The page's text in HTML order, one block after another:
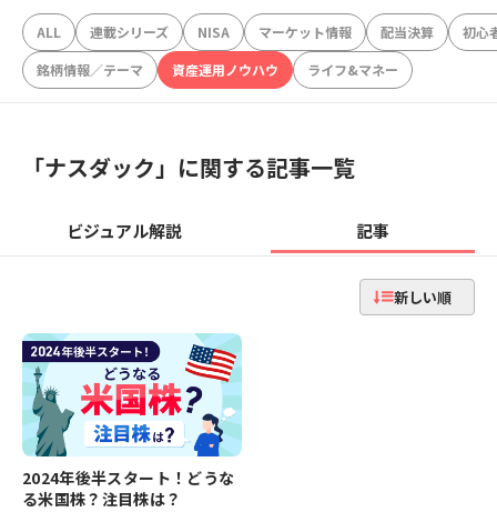
ALL 連載シリーズ NISA マーケット情報 配当決算
初心
銘柄情報／テーマ
資産運用ノウハウ ライフ&マネー
「ナスダック」に関する記事一覧
ビジュアル解説 記事
新しい順
2024年後半スタート！どうな
る米国株？注目株は？